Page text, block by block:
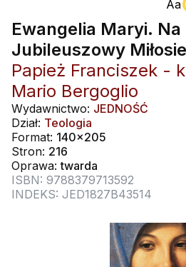
Pismo Święte
Kościół Katolicki
Duszpasterstwo
Teologia
Życie chrześcijańskie
Duchowość
Literatura piękna
Książki obcojęzyczne
Wszystko z kategorii -
DVD
CD-ROM
Muzyka
Rekolekcje i inne na CD
Śpiew i modlitwa
Muzyka klasyczna
Dla Dzieci
Wszystko z kategorii - Dla Dzieci
Literatura (D)
Płyty, DVD (D)
Podręczniki i pomoce
Podręczniki
Wszystko z kategorii -
Podręczniki i pomoce
Zabawa i Nauka
Nowości
Zaloguj się
Aa
Ewangelia Maryi. Na
Jubileuszowy
Papież Franciszek -
Mario Bergoglio
Wydawnictwo: JEDNOŚĆ
Dział: Teologia
Format: 140x205
Stron: 216
Oprawa:twarda
ISBN: 9788379713592
INDEKS: JED1827B43514